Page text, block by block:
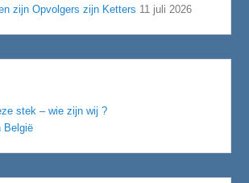
zijn Opvolgers zijn Ketters 11 juli 2026
stek – wie zijn wij ?
België